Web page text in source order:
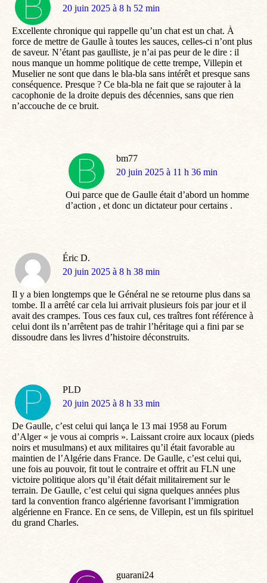
dit
20 juin 2025 à 8 h 52 min
Excellente chronique qui rappelle qu’un chat est un chat. À
force de mettre de Gaulle à toutes les sauces, celles-ci n’ont plus
de saveur. N’étant pas gaulliste, je n’ai pas peur de le dire : il
nous manque un homme politique de cette trempe, Villepin et
Muselier ne sont que dans le bla-bla sans intérêt et presque sans
conséquence. Presque ? Ce bla-bla ne fait que se rajouter à la
cacophonie de la droite depuis des décennies, sans que rien
n’accouche de ce bruit.
bm77
dit
20 juin 2025 à 11 h 36 min
Oui parce que de Gaulle était d’abord un homme
d’action , et donc un dictateur pour certains .
Éric D.
dit
20 juin 2025 à 8 h 38 min
Il y a bien longtemps que le Général ne se retourne plus dans sa
tombe. Il a arrêté car cela lui arrivait plusieurs fois par jour et il
avait des crampes. Tous ces faux cul, ces traîtres font référence à
celui dont ils n’arrêtent pas de trahir l’héritage qui a fini par se
dissoudre dans les livres d’histoire déconstruits.
PLD
dit
20 juin 2025 à 8 h 33 min
De Gaulle, c’est celui qui lança le 13 mai 1958 au Forum
d’Alger « je vous ai compris ». Laissant croire aux locaux (pieds
noirs et musulmans) et aux militaires qu’il était favorable au
maintien de l’Algérie dans France. De Gaulle, c’est celui qui,
une fois au pouvoir, fit tout le contraire et offrit au FLN une
victoire politique alors qu’il était défait militairement sur le
terrain. De Gaulle, c’est celui qui signa quelques années plus
tard la convention franco algérienne favorisant l’immigration
algérienne en France. En ce sens, de Villepin, est un fils spirituel
du grand Charles.
guarani24